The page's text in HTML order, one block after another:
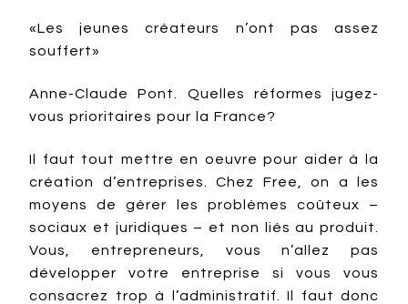
«Les jeunes créateurs n’ont pas assez
souffert»
Anne-Claude Pont. Quelles réformes jugez-
vous prioritaires pour la France?
Il faut tout mettre en oeuvre pour aider à la
création d’entreprises. Chez Free, on a les
moyens de gérer les problèmes coûteux –
sociaux et juridiques – et non liés au produit.
Vous, entrepreneurs, vous n’allez pas
développer votre entreprise si vous vous
consacrez trop à l’administratif. Il faut donc